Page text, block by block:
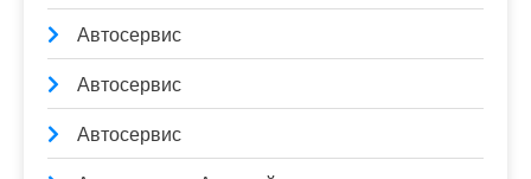
Автосервис
Автосервис
Автосервис